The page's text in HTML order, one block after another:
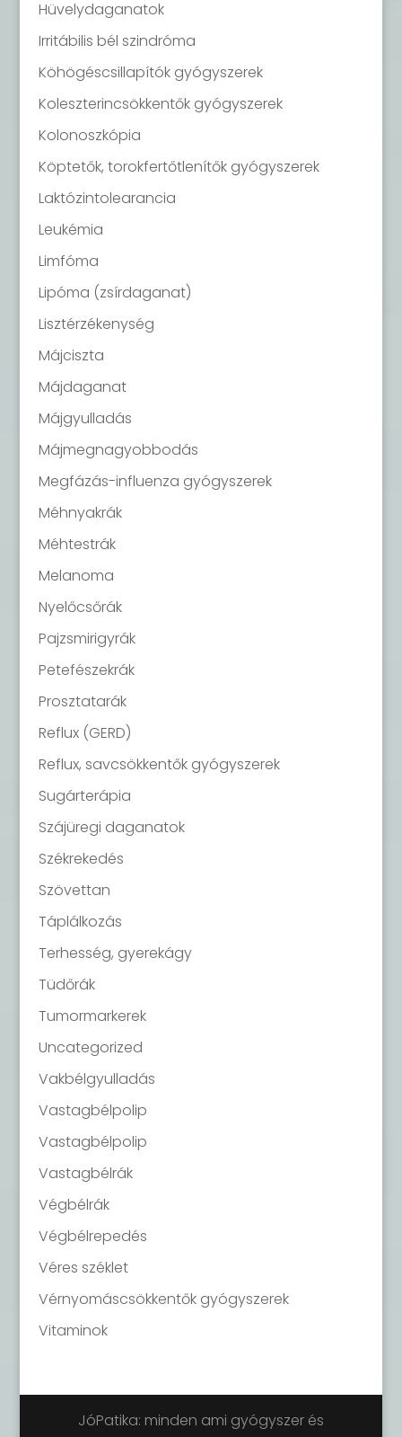
Hüvelydaganatok
Irritábilis bél szindróma
Köhögéscsillapítók gyógyszerek
Koleszterincsökkentők gyógyszerek
Kolonoszkópia
Köptetők, torokfertőtlenítők gyógyszerek
Laktózintolearancia
Leukémia
Limfóma
Lipóma (zsírdaganat)
Lisztérzékenység
Májciszta
Májdaganat
Májgyulladás
Májmegnagyobbodás
Megfázás-influenza gyógyszerek
Méhnyakrák
Méhtestrák
Melanoma
Nyelőcsőrák
Pajzsmirigyrák
Petefészekrák
Prosztatarák
Reflux (GERD)
Reflux, savcsökkentők gyógyszerek
Sugárterápia
Szájüregi daganatok
Székrekedés
Szövettan
Táplálkozás
Terhesség, gyerekágy
Tüdőrák
Tumormarkerek
Uncategorized
Vakbélgyulladás
Vastagbélpolip
Vastagbélpolip
Vastagbélrák
Végbélrák
Végbélrepedés
Véres széklet
Vérnyomáscsökkentők gyógyszerek
Vitaminok
JóPatika: minden ami gyógyszer és